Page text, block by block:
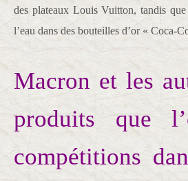
des plateaux Louis Vuitton, tandis
l’eau dans des bouteilles d’or « Coca-
Macron et les
produits que
compétitions